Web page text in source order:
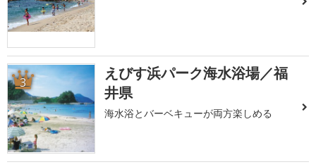
3
えびす浜パーク海水浴場／福
井県
海水浴とバーベキューが両方楽しめる